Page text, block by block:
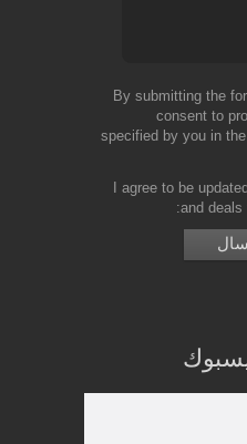
By submitting the
consent to
specified by you in
I agree to be
and deals